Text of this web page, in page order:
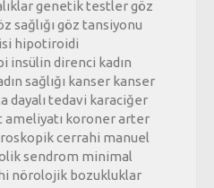
genetik testlergöz
sağlığı göz tansiyonu
hipotiroidi
insülin direnci kadın
sağlığı kanser kanser
dayalı tedavi karaciğer
ameliyatı koroner arter
cerrahi manuel
sendrom minimal
nörolojik bozukluklar